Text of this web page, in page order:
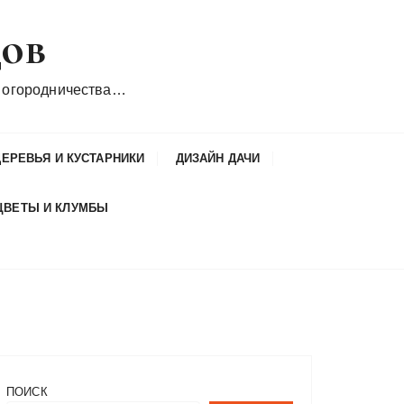
И КУСТАРНИКИ ДИЗАЙН ДАЧИ
И КЛУМБЫ
ПОИСК